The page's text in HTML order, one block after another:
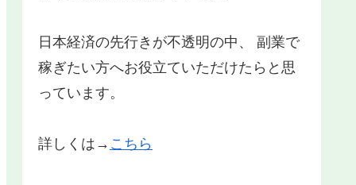
日本経済の先行きが不透明の中、 副業で
稼ぎたい方へお役立ていただけたらと思
っています。
詳しくは→ こちら